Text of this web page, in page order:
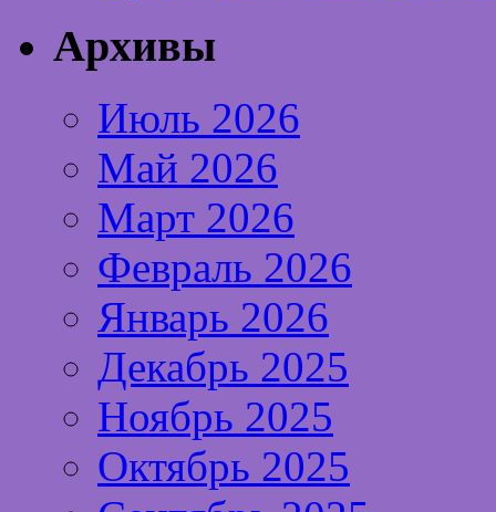
Архивы
Июль 2026
Май 2026
Март 2026
Февраль 2026
Январь 2026
Декабрь 2025
Ноябрь 2025
Октябрь 2025